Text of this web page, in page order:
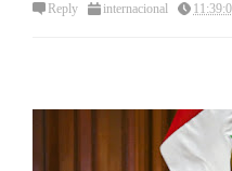
Reply internacional